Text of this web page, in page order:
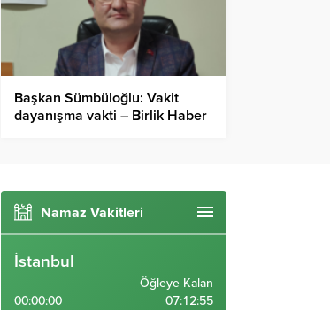
Başkan Sümbüloğlu: Vakit
dayanışma vakti – Birlik Haber
Namaz Vakitleri
İstanbul
00:00:00
Öğleye Kalan
07:12:54